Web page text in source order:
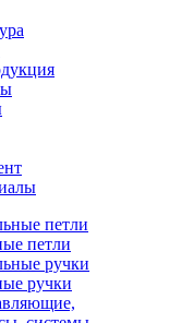
петли
ручки